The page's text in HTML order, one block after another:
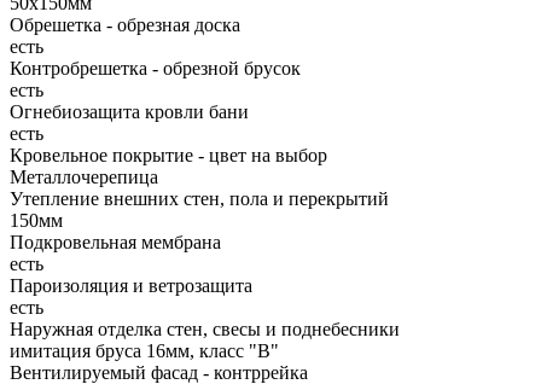
Обрешетка - обрезная доска
есть
Контробрешетка - обрезной брусок
есть
Огнебиозащита кровли бани
есть
Кровельное покрытие - цвет на выбор
Металлочерепица
Утепление внешних стен, пола и перекрытий
150мм
Подкровельная мембрана
есть
Пароизоляция и ветрозащита
есть
Наружная отделка стен, свесы и поднебесники
имитация бруса 16мм, класс "В"
Вентилируемый фасад - контррейка